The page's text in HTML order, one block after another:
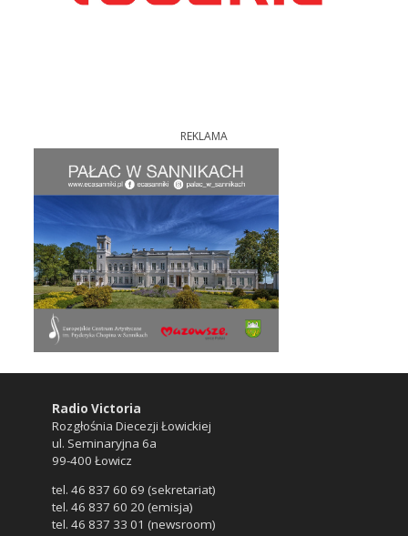
REKLAMA
Radio Victoria
Rozgłośnia Diecezji Łowickiej
ul. Seminaryjna 6a
99-400 Łowicz
tel. 46 837 60 69 (sekretariat)
tel. 46 837 60 20 (emisja)
tel. 46 837 33 01 (newsroom)